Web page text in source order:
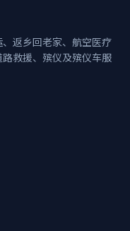
返乡回老家、航空医疗
救援、殡仪及殡仪车服